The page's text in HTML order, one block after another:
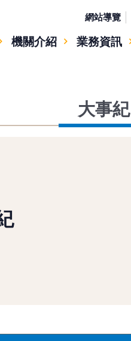
網站導覽
機關介紹 業務資訊
大事紀